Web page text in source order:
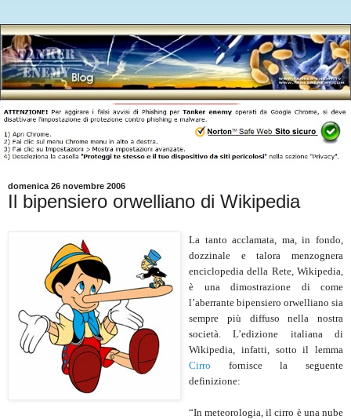
domenica 26 novembre 2006
Il bipensiero orwelliano di Wikipedia
La tanto acclamata, ma, in fondo,
dozzinale e talora menzognera
enciclopedia della Rete, Wikipedia,
è una dimostrazione di come
l’aberrante bipensiero orwelliano sia
sempre più diffuso nella nostra
società. L’edizione italiana di
Wikipedia, infatti, sotto il lemma
Cirro fornisce la seguente
definizione:
“In meteorologia, il cirro è una nube